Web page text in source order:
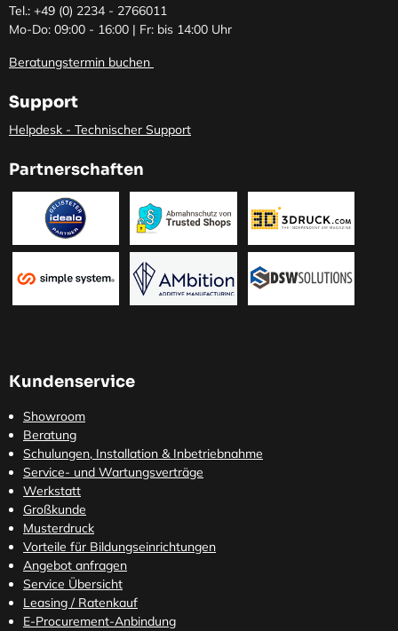
Tel.: +49 (0) 2234 - 2766011
Mo-Do: 09:00 - 16:00 | Fr: bis 14:00 Uhr
Beratungstermin buchen
Support
Helpdesk - Technischer Support
Partnerschaften
Kundenservice
Showroom
Beratung
Schulungen, Installation & Inbetriebnahme
Service- und Wartungsverträge
Werkstatt
Großkunde
Musterdruck
Vorteile für Bildungseinrichtungen
Angebot anfragen
Service Übersicht
Leasing / Ratenkauf
E-Procurement-Anbindung